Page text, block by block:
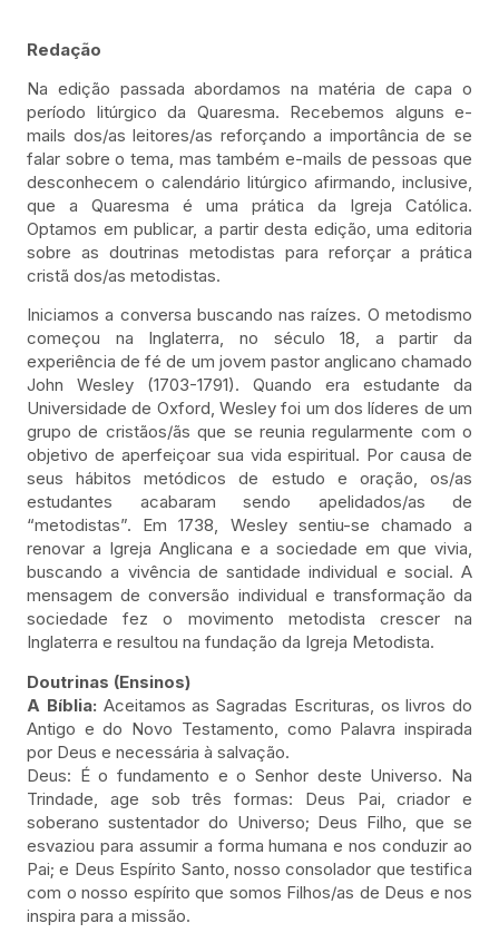
Redação
Na edição passada abordamos na matéria de capa o
período litúrgico da Quaresma. Recebemos alguns e-
mails dos/as leitores/as reforçando a importância de se
falar sobre o tema, mas também e-mails de pessoas que
desconhecem o calendário litúrgico afirmando, inclusive,
que a Quaresma é uma prática da Igreja Católica.
Optamos em publicar, a partir desta edição, uma editoria
sobre as doutrinas metodistas para reforçar a prática
cristã dos/as metodistas.
Iniciamos a conversa buscando nas raízes. O metodismo
começou na Inglaterra, no século 18, a partir da
experiência de fé de um jovem pastor anglicano chamado
John Wesley (1703-1791). Quando era estudante da
Universidade de Oxford, Wesley foi um dos líderes de um
grupo de cristãos/ãs que se reunia regularmente com o
objetivo de aperfeiçoar sua vida espiritual. Por causa de
seus hábitos metódicos de estudo e oração, os/as
estudantes acabaram sendo apelidados/as de
“metodistas”. Em 1738, Wesley sentiu-se chamado a
renovar a Igreja Anglicana e a sociedade em que vivia,
buscando a vivência de santidade individual e social. A
mensagem de conversão individual e transformação da
sociedade fez o movimento metodista crescer na
Inglaterra e resultou na fundação da Igreja Metodista.
Doutrinas (Ensinos)
A Bíblia: Aceitamos as Sagradas Escrituras, os livros do
Antigo e do Novo Testamento, como Palavra inspirada
por Deus e necessária à salvação.
Deus: É o fundamento e o Senhor deste Universo. Na
Trindade, age sob três formas: Deus Pai, criador e
soberano sustentador do Universo; Deus Filho, que se
esvaziou para assumir a forma humana e nos conduzir ao
Pai; e Deus Espírito Santo, nosso consolador que testifica
com o nosso espírito que somos Filhos/as de Deus e nos
inspira para a missão.